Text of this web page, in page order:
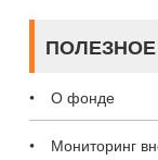
ПОЛЕЗНОЕ
О фонде
Мониторинг